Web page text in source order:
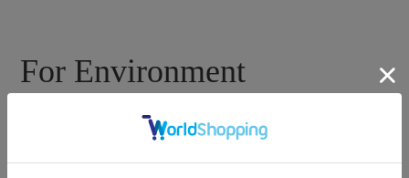
貧困や差別のない社会を実現するために、
世界70か国以上で活動する国際NGOです。
For Environment